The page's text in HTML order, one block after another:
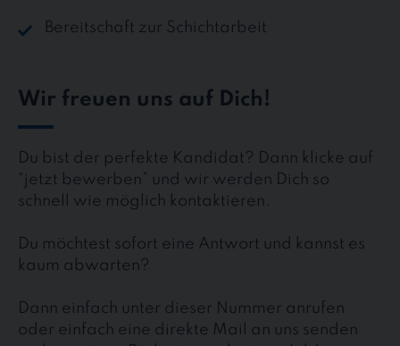
Bereitschaft zur Schichtarbeit
Wir freuen uns auf Dich!
Du bist der perfekte Kandidat? Dann klicke auf
“jetzt bewerben” und wir werden Dich so
schnell wie möglich kontaktieren.
Du möchtest sofort eine Antwort und kannst es
kaum abwarten?
Dann einfach unter dieser Nummer anrufen
oder einfach eine direkte Mail an uns senden